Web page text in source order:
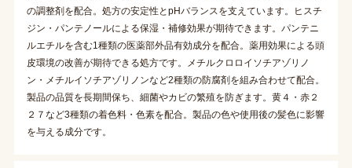
の調整剤を配合。処方の安定性とpHバランスを支えています。ヒスチ
ジン・パンテノールによる保湿・補修効果が期待できます。パンテニ
ルエチルを含む1種類の医薬部外品有効成分を配合。薬用効果による頭
皮環境の改善が期待できる処方です。メチルクロロイソチアゾリノ
ン・メチルイソチアゾリノンなど2種類の防腐剤を組み合わせて配合。
製品の品質を長期間保ち、細菌やカビの繁殖を防ぎます。黄４・赤２
２７など3種類の着色料・色素を配合。製品の色や使用後の髪色に影響
を与える成分です。